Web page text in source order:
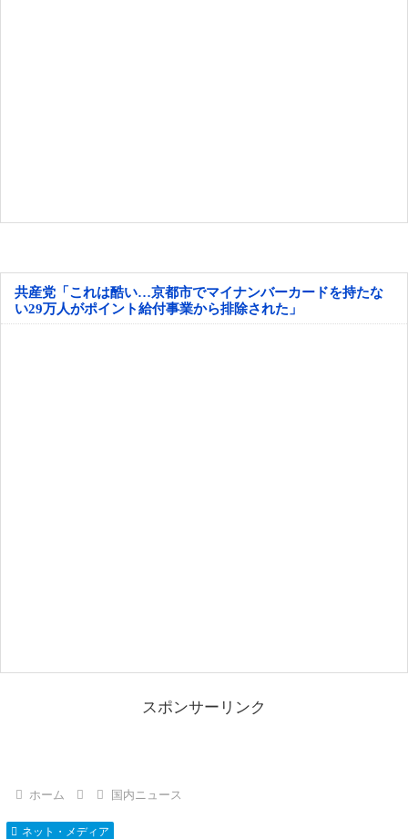
共産党「これは酷い…京都市でマイナンバーカードを持たな
い29万人がポイント給付事業から排除された」
スポンサーリンク
ホーム 国内ニュース
ネット・メディア